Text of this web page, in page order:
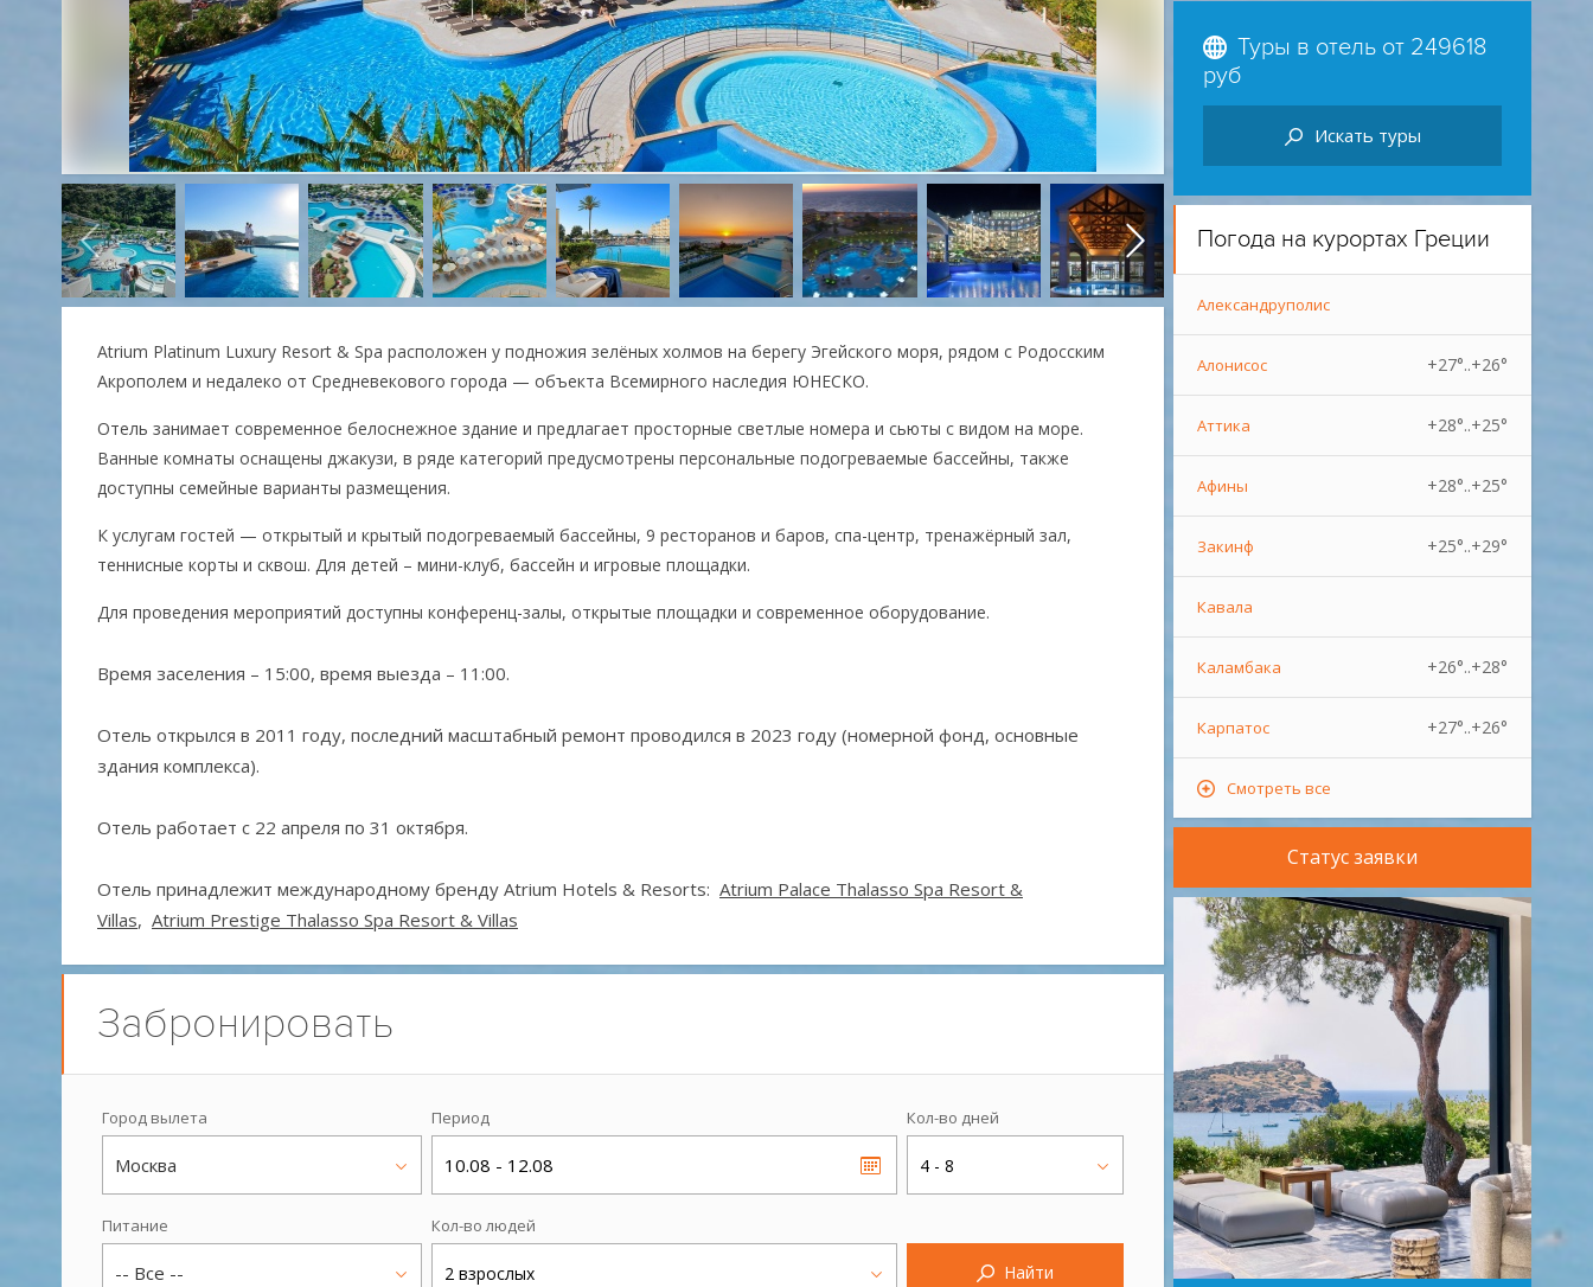
Atrium Platinum Luxury Resort & Spa расположен у подножия зелёных холмов на берегу Эгейского моря, рядом с Родосским
Акрополем и недалеко от Средневекового города — объекта Всемирного наследия ЮНЕСКО.
Отель занимает современное белоснежное здание и предлагает просторные светлые номера и сьюты с видом на море.
Ванные комнаты оснащены джакузи, в ряде категорий предусмотрены персональные подогреваемые бассейны, также
доступны семейные варианты размещения.
К услугам гостей — открытый и крытый подогреваемый бассейны, 9 ресторанов и баров, спа-центр, тренажёрный зал,
теннисные корты и сквош. Для детей – мини-клуб, бассейн и игровые площадки.
Для проведения мероприятий доступны конференц-залы, открытые площадки и современное оборудование.
Время заселения – 15:00, время выезда – 11:00.
Отель открылся в 2011 году, последний масштабный ремонт проводился в 2023 году (номерной фонд, основные
здания комплекса).
Отель работает с 22 апреля по 31 октября.
Отель принадлежит международному бренду Atrium Hotels & Resorts: Atrium Palace Thalasso Spa Resort &
Villas, Atrium Prestige Thalasso Spa Resort & Villas
Забронировать
Город вылета
Москва
Период
10.08 - 12.08
Кол-во дней
4 - 8
Питание
-- Все --
Кол-во людей
2 взрослых Найти
Туры в отель от 249618
руб
Искать туры
Погода на курортах Греции
Александруполис
Алонисос +27°..+26°
Аттика +28°..+25°
Афины +28°..+25°
Закинф +25°..+29°
Кавала
Каламбака +26°..+28°
Карпатос +27°..+26°
Смотреть все
Статус заявки